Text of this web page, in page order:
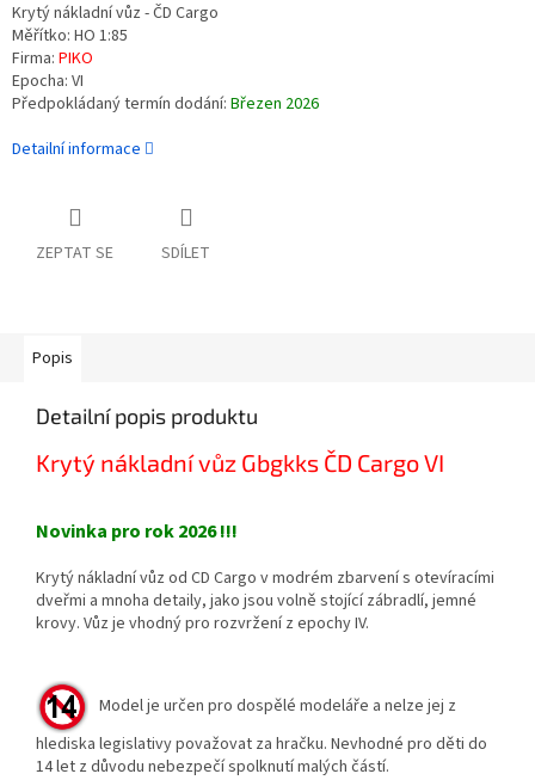
Krytý nákladní vůz - ČD Cargo
Měřítko: HO 1:85
Firma: PIKO
Epocha: VI
Předpokládaný termín dodání: Březen 2026
Detailní informace
ZEPTAT SE SDÍLET
Popis
Detailní popis produktu
Krytý nákladní vůz Gbgkks ČD Cargo VI
Novinka pro rok 2026 !!!
Krytý nákladní vůz od CD Cargo v modrém zbarvení s otevíracími
dveřmi a mnoha detaily, jako jsou volně stojící zábradlí, jemné
krovy. Vůz je vhodný pro rozvržení z epochy IV.
Model je určen pro dospělé modeláře a nelze jej z
hlediska legislativy považovat za hračku. Nevhodné pro děti do
14 let z důvodu nebezpečí spolknutí malých částí.